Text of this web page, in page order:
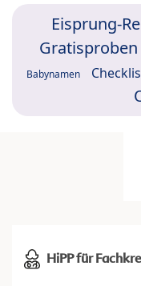
Eisprung-
Gratisproben
Babynamen
HiPP für